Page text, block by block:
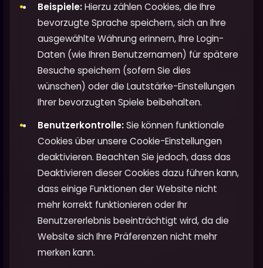
Beispiele:Hierzu zählen Cookies, die Ihre
bevorzugte Sprache speichern, sich an Ihre
ausgewählte Währung erinnern, Ihre Login-
Daten (wie Ihren Benutzernamen) für spätere
Besuche speichern (sofern Sie dies
wünschen) oder die Lautstärke-Einstellungen
Ihrer bevorzugten Spiele beibehalten.
Benutzerkontrolle:Sie können funktionale
Cookies über unsere Cookie-Einstellungen
deaktivieren. Beachten Sie jedoch, dass das
Deaktivieren dieser Cookies dazu führen kann,
dass einige Funktionen der Website nicht
mehr korrekt funktionieren oder Ihr
Benutzererlebnis beeinträchtigt wird, da die
Website sich Ihre Präferenzen nicht mehr
merken kann.